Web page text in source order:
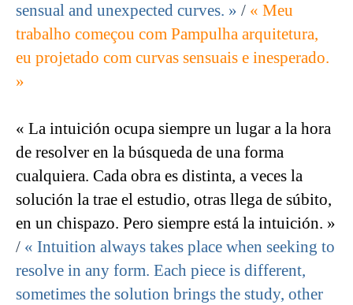
sensual and unexpected curves. » / « Meu
trabalho começou com Pampulha arquitetura,
eu projetado com curvas sensuais e inesperado.
»
« La intuición ocupa siempre un lugar a la hora
de resolver en la búsqueda de una forma
cualquiera. Cada obra es distinta, a veces la
solución la trae el estudio, otras llega de súbito,
en un chispazo. Pero siempre está la intuición. »
/ « Intuition always takes place when seeking to
resolve in any form. Each piece is different,
sometimes the solution brings the study, other